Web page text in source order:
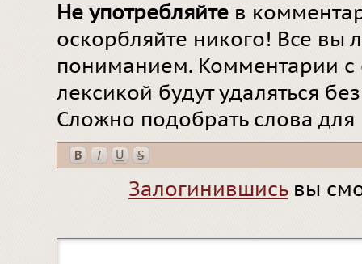
Не употребляйте в
оскорбляйте никого! Все вы
пониманием. Комментарии
лексикой будут удаляться
Сложно подобрать слова
Залогинившисьвы